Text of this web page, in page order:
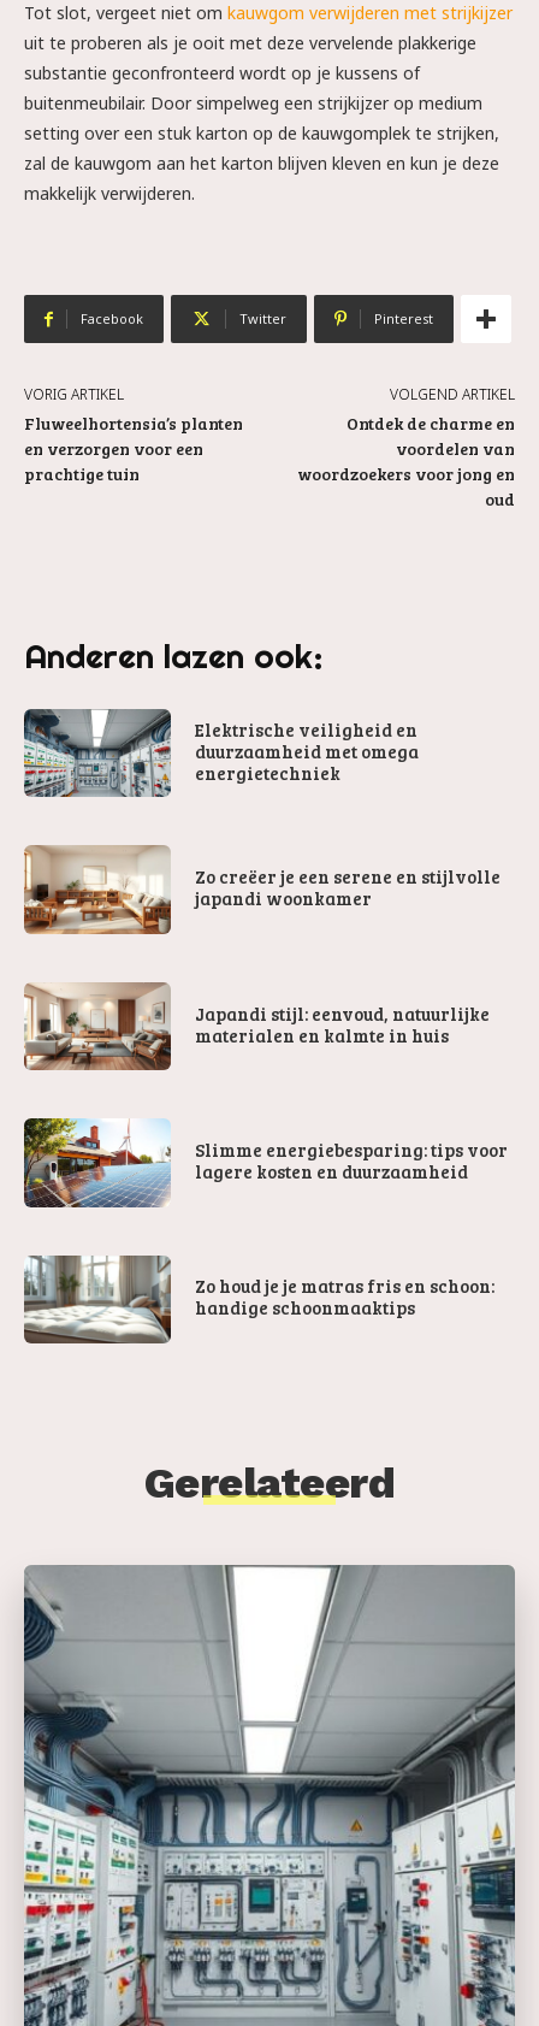
Tot slot, vergeet niet om kauwgom verwijderen met strijkijzer
uit te proberen als je ooit met deze vervelende plakkerige
substantie geconfronteerd wordt op je kussens of
buitenmeubilair. Door simpelweg een strijkijzer op medium
setting over een stuk karton op de kauwgomplek te strijken,
zal de kauwgom aan het karton blijven kleven en kun je deze
makkelijk verwijderen.
Facebook Twitter Pinterest
VORIG ARTIKEL
Fluweelhortensia’s planten
en verzorgen voor een
prachtige tuin
VOLGEND ARTIKEL
Ontdek de charme en
voordelen van
woordzoekers voor jong en
oud
Anderen lazen ook:
Elektrische veiligheid en
duurzaamheid met omega
energietechniek
Zo creëer je een serene en stijlvolle
japandi woonkamer
Japandi stijl: eenvoud, natuurlijke
materialen en kalmte in huis
Slimme energiebesparing: tips voor
lagere kosten en duurzaamheid
Zo houd je je matras fris en schoon:
handige schoonmaaktips
Gerelateerd